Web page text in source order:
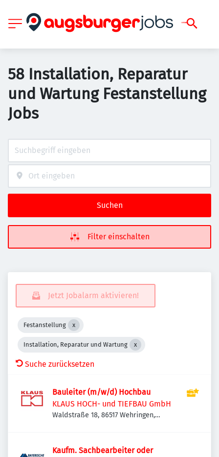
58 Installation, Reparatur
und Wartung Festanstellung
Jobs
Suchen
Filter einschalten
Jetzt Jobalarm aktivieren!
Festanstellung
Installation, Reparatur und Wartung
Suche zurücksetzen
Bauleiter (m/w/d) Hochbau
KLAUS HOCH- und TIEFBAU GmbH
Waldstraße 18, 86517 Wehringen,
Kaufm. Sachbearbeiter oder